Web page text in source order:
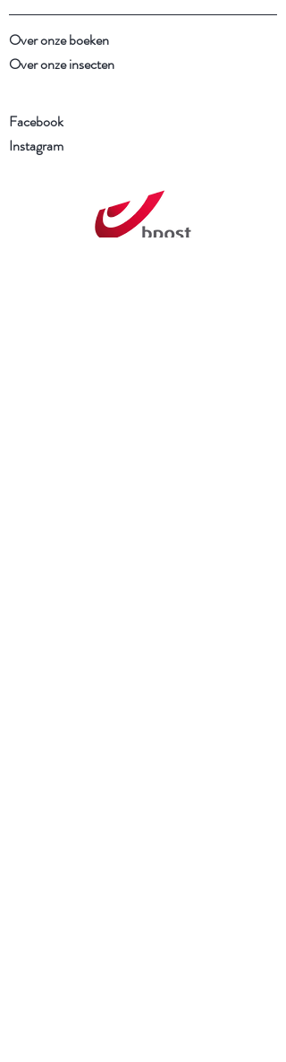
Over onze boeken
Over onze insecten
Facebook
Instagram